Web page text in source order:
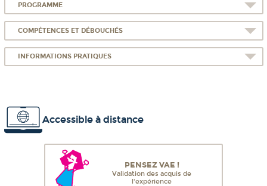
PROGRAMME
COMPÉTENCES ET DÉBOUCHÉS
INFORMATIONS PRATIQUES
Accessible à distance
PENSEZ VAE !
Validation des acquis de
l'expérience